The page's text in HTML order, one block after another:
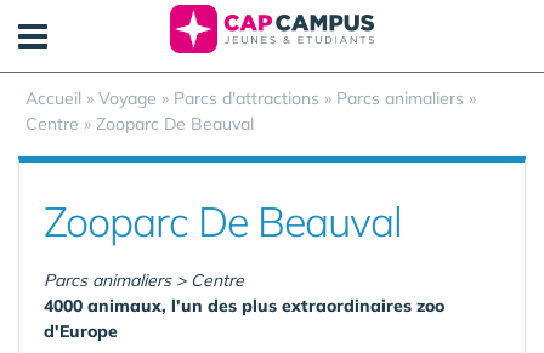
Accueil » Voyage » Parcs d'attractions » Parcs animaliers »
Centre » Zooparc De Beauval
Zooparc De Beauval
Parcs animaliers > Centre
4000 animaux, l'un des plus extraordinaires zoo
d'Europe
Panneau de gestion des cookies